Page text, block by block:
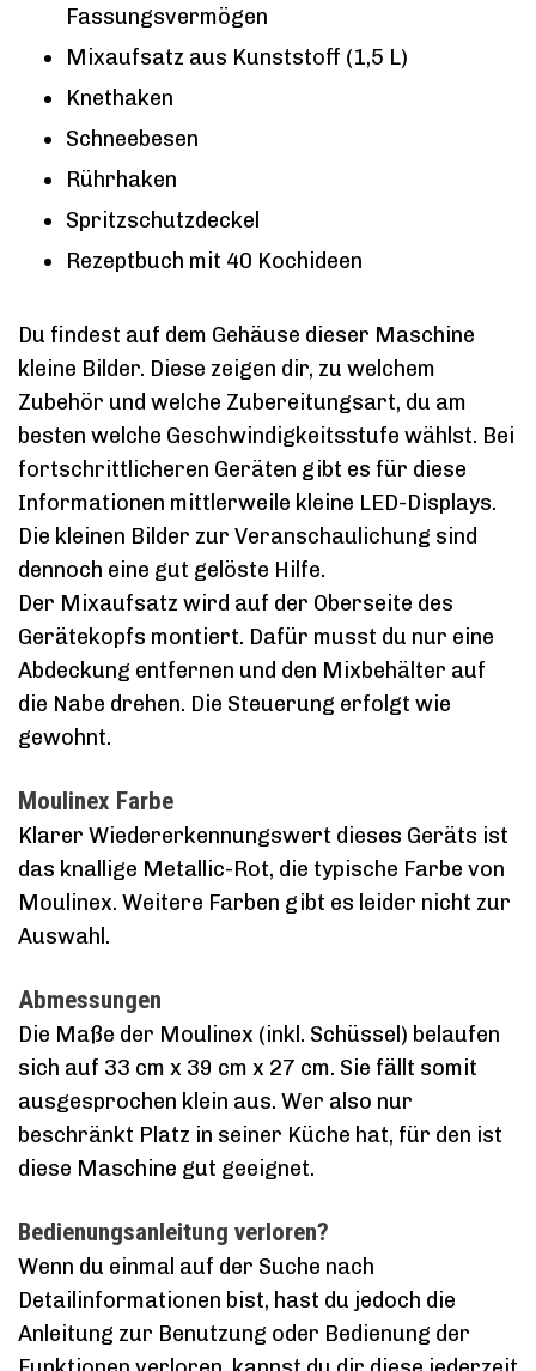
Fassungsvermögen
Mixaufsatz aus Kunststoff (1,5 L)
Knethaken
Schneebesen
Rührhaken
Spritzschutzdeckel
Rezeptbuch mit 40 Kochideen
Du findest auf dem Gehäuse dieser Maschine
kleine Bilder. Diese zeigen dir, zu welchem
Zubehör und welche Zubereitungsart, du am
besten welche Geschwindigkeitsstufe wählst. Bei
fortschrittlicheren Geräten gibt es für diese
Informationen mittlerweile kleine LED-Displays.
Die kleinen Bilder zur Veranschaulichung sind
dennoch eine gut gelöste Hilfe.
Der Mixaufsatz wird auf der Oberseite des
Gerätekopfs montiert. Dafür musst du nur eine
Abdeckung entfernen und den Mixbehälter auf
die Nabe drehen. Die Steuerung erfolgt wie
gewohnt.
Moulinex Farbe
Klarer Wiedererkennungswert dieses Geräts ist
das knallige Metallic-Rot, die typische Farbe von
Moulinex. Weitere Farben gibt es leider nicht zur
Auswahl.
Abmessungen
Die Maße der Moulinex (inkl. Schüssel) belaufen
sich auf 33 cm x 39 cm x 27 cm. Sie fällt somit
ausgesprochen klein aus. Wer also nur
beschränkt Platz in seiner Küche hat, für den ist
diese Maschine gut geeignet.
Bedienungsanleitung verloren?
Wenn du einmal auf der Suche nach
Detailinformationen bist, hast du jedoch die
Anleitung zur Benutzung oder Bedienung der